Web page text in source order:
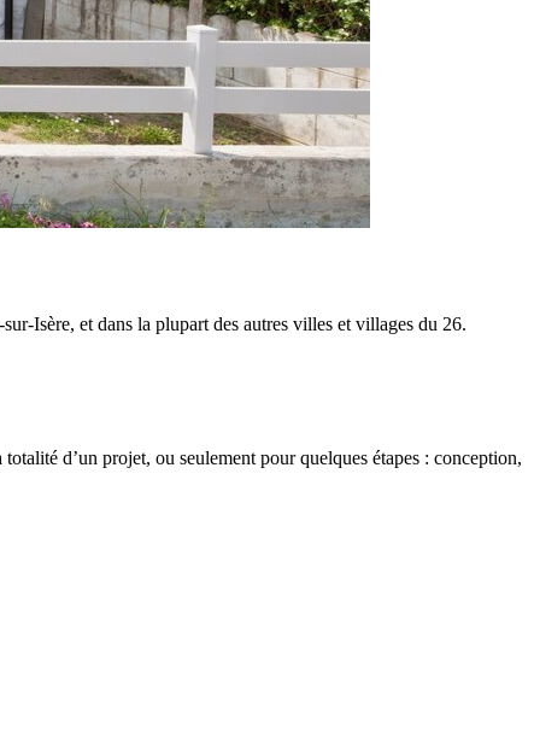
Isère, et dans la plupart des autres villes et villages du 26.
d’un projet, ou seulement pour quelques étapes : conception,